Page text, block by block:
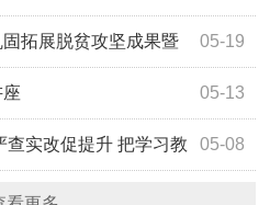
05-19
拓展脱贫攻坚成果暨
员部署会召开 05-13
05-08
查实改促提升 把学习教
效